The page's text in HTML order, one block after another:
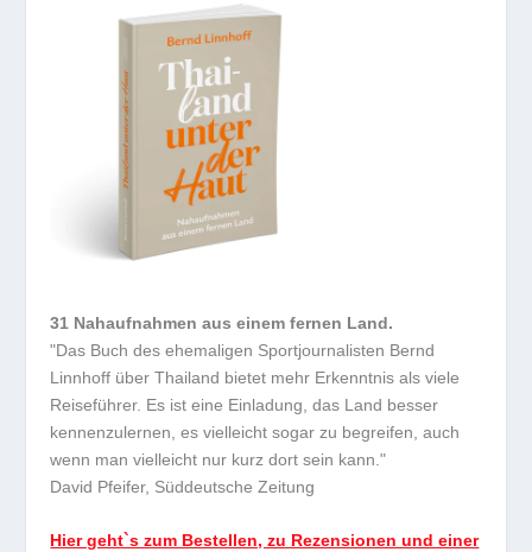
31 Nahaufnahmen aus einem fernen Land.
"Das Buch des ehemaligen Sportjournalisten Bernd
Linnhoff über Thailand bietet mehr Erkenntnis als viele
Reiseführer. Es ist eine Einladung, das Land besser
kennenzulernen, es vielleicht sogar zu begreifen, auch
wenn man vielleicht nur kurz dort sein kann."
David Pfeifer, Süddeutsche Zeitung
Hier geht`s zum Bestellen, zu Rezensionen und einer